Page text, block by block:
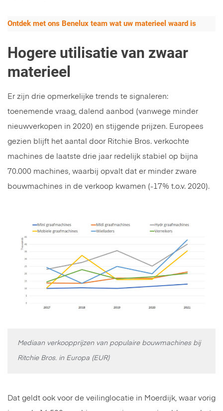
Ontdek met ons Benelux team wat uw materieel waard is
Hogere utilisatie van zwaar
materieel
Er zijn drie opmerkelijke trends te signaleren:
toenemende vraag, dalend aanbod (vanwege minder
nieuwverkopen in 2020) en stijgende prijzen. Europees
gezien blijft het aantal door Ritchie Bros. verkochte
machines de laatste drie jaar redelijk stabiel op bijna
70.000 machines, waarbij opvalt dat er minder zware
bouwmachines in de verkoop kwamen (-17% t.o.v. 2020).
Mediaan verkoopprijzen van populaire bouwmachines bij
Ritchie Bros. in Europa (EUR)
Dat geldt ook voor de veilinglocatie in Moerdijk, waar vorig